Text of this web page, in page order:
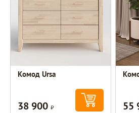
Комод Ursa
38 900Р 55